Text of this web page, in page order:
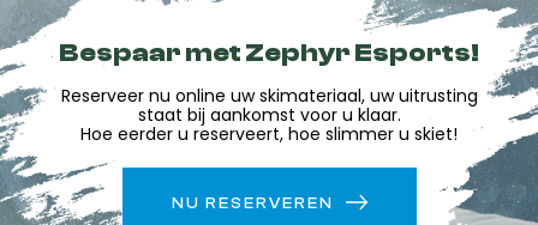
Bespaar met Zephyr Esports!
Reserveer nu online uw skimateriaal, uw uitrusting
staat bij aankomst voor u klaar.
Hoe eerder u reserveert, hoe slimmer u skiet!
NU RESERVEREN